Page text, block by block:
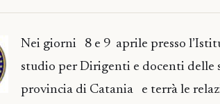
Nei giorni 8 e 9 aprile presso
studio per Dirigenti e docenti delle
provincia di Catania e terrà le